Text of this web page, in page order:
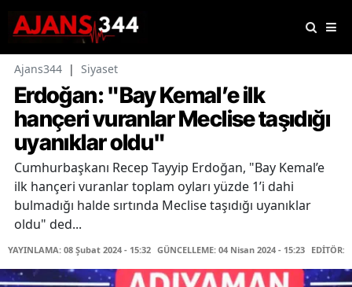
Ajans344 | Siyaset
Erdoğan: "Bay Kemal’e ilk
hançeri vuranlar Meclise taşıdığı
uyanıklar oldu"
Cumhurbaşkanı Recep Tayyip Erdoğan, "Bay Kemal’e
ilk hançeri vuranlar toplam oyları yüzde 1’i dahi
bulmadığı halde sırtında Meclise taşıdığı uyanıklar
oldu" ded...
YAYINLAMA: 08 Şubat 2024 - 15:32 GÜNCELLEME: 04 Nisan 2024 - 15:23 EDİTÖR: